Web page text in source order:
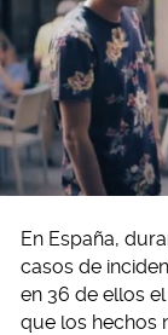
En España,
casos de
en 36 de ellos
que los hechos